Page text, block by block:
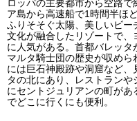
ロッパの主要都市から空路で
ア島から高速船で1時間半ほ
ふりそそぐ太陽、美しいビー
文化が融合したリゾートで、
に人気がある。首都バレッタ
マルタ騎士団の歴史が収めら
には巨石神殿跡や洞窟など
タの北にあり、レストラン
にセントジュリアンの町が
でどこに行くにも便利。